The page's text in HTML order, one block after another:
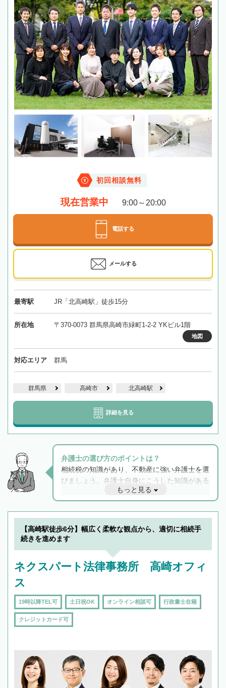
初回相談無料
現在営業中 9:00～20:00
電話する
メールする
最寄駅 JR「北高崎駅」徒歩15分
所在地 〒370-0073 群馬県高崎市緑町1-2-2 YKビル1階
地図
対応エリア 群馬
群馬県 高崎市 北高崎駅
詳細を見る
弁護士の選び方のポイントは？
相続税の知識があり、不動産に強い弁護士を選
びましょう。弁護士自身にこうした知識がある
と他士業との連携もスムーズに進み、トラブル
解決のみならず相続をトータルで任せることが
できます。また、相続は感情がからむ分野なの
でフィーリングも重要です。実際に電話や面談
で複数の弁護士と会話をしてウマが合う方に依
もっと見る
【高崎駅徒歩6分】幅広く柔軟な観点から、適切に相続手
続きを進めます
ネクスパート法律事務所 高崎オフィ
ス
19時以降TEL可 土日祝OK オンライン相談可 行政書士在籍
クレジットカード可